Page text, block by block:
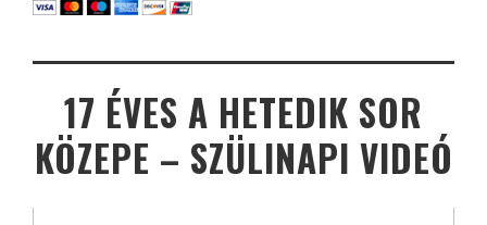
17 ÉVES A HETEDIK SOR
KÖZEPE – SZÜLINAPI VIDEÓ